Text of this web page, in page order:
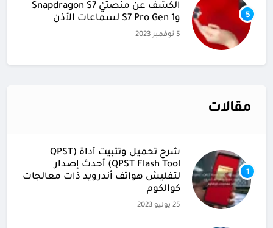
5
الكشف عن منصتيْ Snapdragon S7
وS7 Pro Gen 1 لسماعات الأذن
5 نوفمبر 2023
مقالات
1
شرح تحميل وتثبيت أداة (QPST
(QPST Flash Tool أحدث إصدار
لتفليش هواتف أندرويد ذات معالجات
كوالكوم
25 يوليو 2023